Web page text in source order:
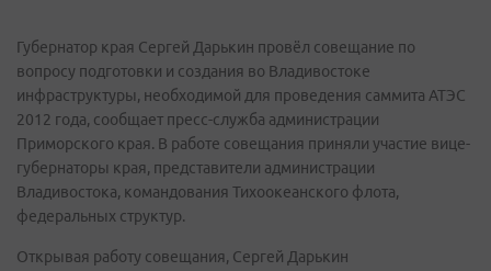
Губернатор края Сергей Дарькин провёл совещание по
вопросу подготовки и создания во Владивостоке
инфраструктуры, необходимой для проведения саммита АТЭС
2012 года, сообщает пресс-служба администрации
Приморского края. В работе совещания приняли участие вице-
губернаторы края, представители администрации
Владивостока, командования Тихоокеанского флота,
федеральных структур.
Открывая работу совещания, Сергей Дарькин